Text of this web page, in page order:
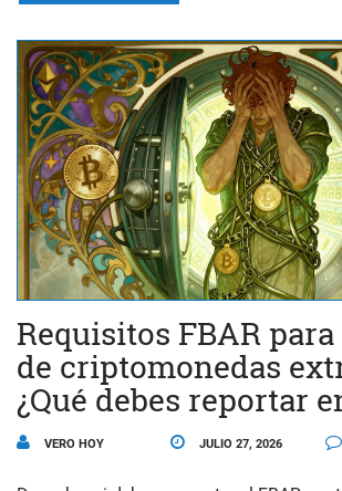
Requisitos FBAR
de criptomonedas
¿Qué debes reportar
VERO HOY JULIO 27, 2026